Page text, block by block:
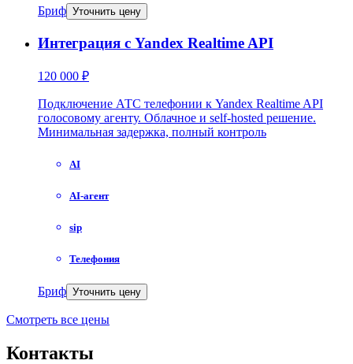
Бриф Уточнить цену
Интеграция с Yandex Realtime API
120 000 ₽
Подключение АТС телефонии к Yandex Realtime API
голосовому агенту. Облачное и self-hosted решение.
Минимальная задержка, полный контроль
AI
AI-агент
sip
Телефония
Бриф Уточнить цену
Смотреть все цены
Контакты